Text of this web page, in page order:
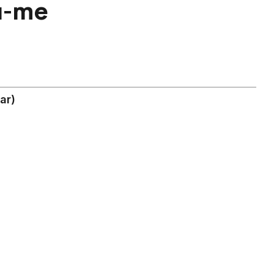
me